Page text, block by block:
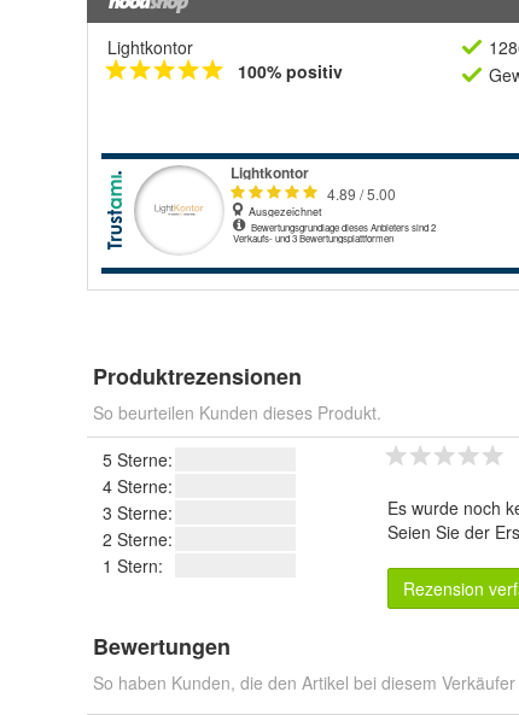
Lightkontor
100% positiv
Produktrezensionen
So beurteilen Kunden dieses Produkt.
5 Sterne:
4 Sterne:
3 Sterne:
2 Sterne:
1 Stern:
Es wurde noch
Seien Sie der
Rezension
Bewertungen
So haben Kunden, die den Artikel bei diesem